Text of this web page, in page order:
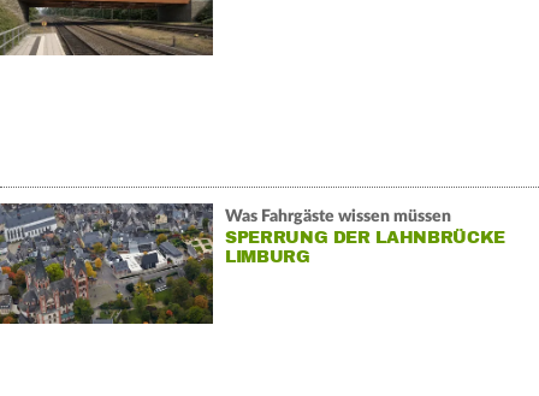
Was Fahrgäste wissen müssen
SPERRUNG DER LAHNBRÜCKE
LIMBURG